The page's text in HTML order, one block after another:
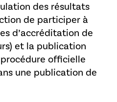
des résultats
de participer à
d’accréditation de
et la publication
officielle
une publication de